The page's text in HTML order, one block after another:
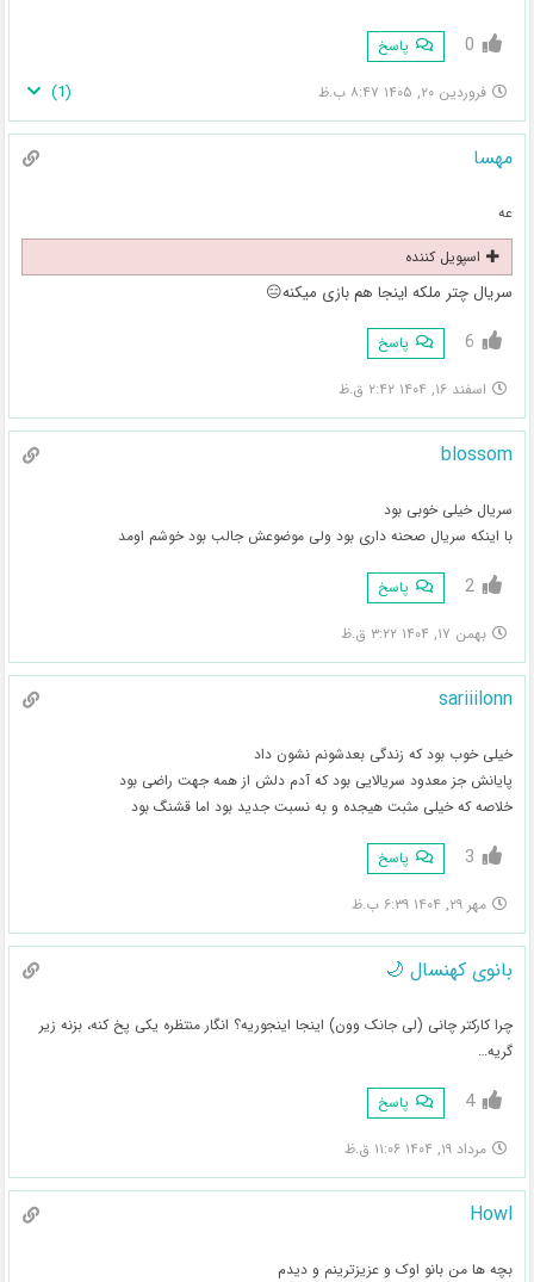
0 پاسخ
فروردین ۲۰, ۱۴۰۵ ۸:۴۷ ب.ظ (
1
)
مهسا
عه
اسپویل کننده
سریال چتر ملکه اینجا هم بازی میکنه😑
6 پاسخ
اسفند ۱۶, ۱۴۰۴ ۲:۴۲ ق.ظ
blossom
سریال خیلی خوبی بود
با اینکه سریال صحنه داری بود ولی موضوعش جالب بود خوشم اومد
2 پاسخ
بهمن ۱۷, ۱۴۰۴ ۳:۲۲ ق.ظ
sariiilonn
خیلی خوب بود که زندگی بعدشونم نشون داد
پایانش جز معدود سریالایی بود که آدم دلش از همه جهت راضی بود
خلاصه که خیلی مثبت هیجده و به نسبت جدید بود اما قشنگ بود
3 پاسخ
مهر ۲۹, ۱۴۰۴ ۶:۳۹ ب.ظ
بانوی کهنسال 🌙
چرا کارکتر چانی (لی جانک وون) اینجا اینجوریه؟ انگار منتظره یکی پخ کنه، بزنه زیر
گریه…
4 پاسخ
مرداد ۱۹, ۱۴۰۴ ۱۱:۰۶ ق.ظ
Howl
بچه ها من بانو اوک و عزیزترینم و دیدم